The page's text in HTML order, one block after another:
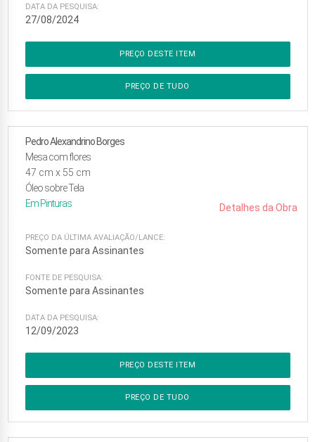
DATA DA PESQUISA:
27/08/2024
PREÇO DESTE ITEM
PREÇO DE TUDO
Pedro Alexandrino Borges
Mesa com flores
47 cm x 55 cm
Óleo sobre Tela
Em Pinturas Detalhes da Obra
PREÇO DA ÚLTIMA AVALIAÇÃO/LANCE:
Somente para Assinantes
FONTE DE PESQUISA:
Somente para Assinantes
DATA DA PESQUISA:
12/09/2023
PREÇO DESTE ITEM
PREÇO DE TUDO